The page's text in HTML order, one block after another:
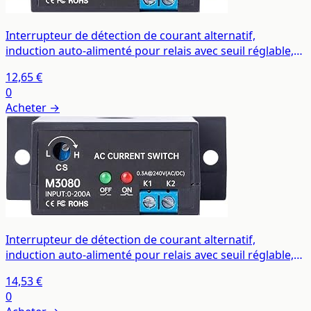
Interrupteur de détection de courant alternatif,
induction auto-alimenté pour relais avec seuil réglable,
charge du moteur et courant de ligne de forage
12,65 €
0
Acheter →
Interrupteur de détection de courant alternatif,
induction auto-alimenté pour relais avec seuil réglable,
charge du moteur et courant de ligne de forage
14,53 €
0